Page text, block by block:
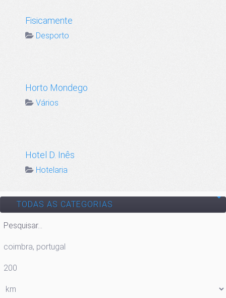
Fisicamente
Desporto
Horto Mondego
Vários
Hotel D. Inês
Hotelaria
TODAS AS CATEGORIAS